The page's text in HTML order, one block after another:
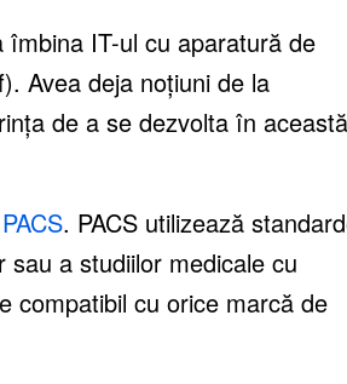
îmbina IT-ul cu aparatură de
. Avea deja noțiuni de la
de a se dezvolta în această
. PACS utilizează
sau a studiilor medicale cu
compatibil cu orice marcă de